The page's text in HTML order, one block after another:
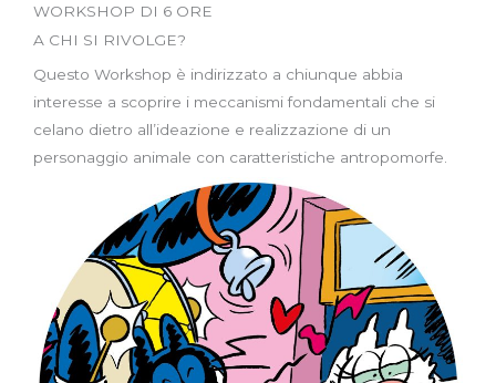
WORKSHOP DI 6 ORE
A CHI SI RIVOLGE?
Questo Workshop è indirizzato a chiunque abbia
interesse a scoprire i meccanismi fondamentali che si
celano dietro all’ideazione e realizzazione di un
personaggio animale con caratteristiche antropomorfe.